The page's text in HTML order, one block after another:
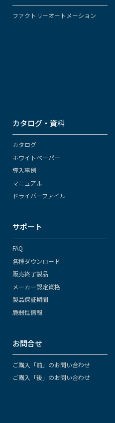
ファクトリーオートメーション
カタログ・資料
カタログ
ホワイトペーパー
導入事例
マニュアル
ドライバーファイル
サポート
FAQ
各種ダウンロード
販売終了製品
メーカー認定資格
製品保証期間
脆弱性情報
お問合せ
ご購入「前」のお問い合わせ
ご購入「後」のお問い合わせ